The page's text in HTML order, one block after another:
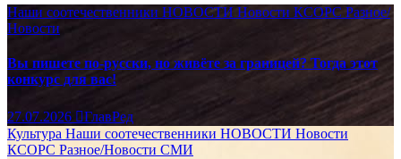
Наши соотечественники НОВОСТИ Новости КСОРС Разное/
Новости
Вы пишете по-русски, но живёте за границей? Тогда этот
конкурс для вас!
27.07.2026
ГлавРед
Культура Наши соотечественники НОВОСТИ Новости
КСОРС Разное/Новости СМИ